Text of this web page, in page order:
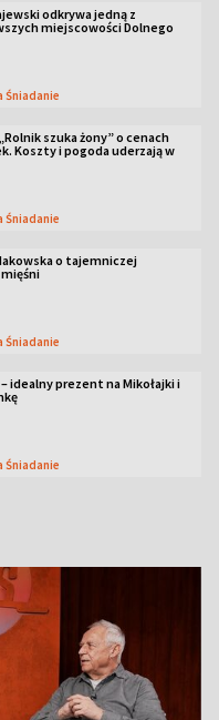
odkrywa jedną z
miejscowości Dolnego
Śniadanie
szuka żony” o cenach
Koszty i pogoda uderzają w
Śniadanie
o tajemniczej
Śniadanie
idealny prezent na Mikołajki i
Śniadanie